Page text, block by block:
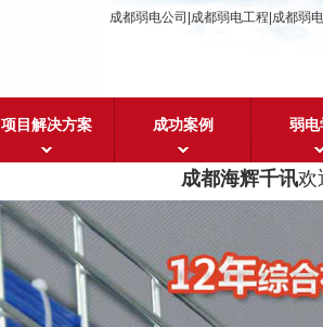
成都弱电公司|成都弱电工程|成都弱
项目解决方案 成功案例 弱电
成都海辉千讯欢迎